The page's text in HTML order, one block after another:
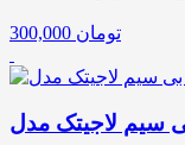
300,000 تومان